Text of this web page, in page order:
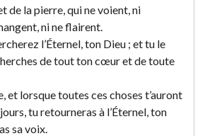
de la pierre, qui ne voient, ni
ni ne flairent.
l’Éternel, ton Dieu ; et tu le
de tout ton cœur et de toute
et lorsque toutes ces choses t’auront
tu retourneras à l’Éternel, ton
sa voix.